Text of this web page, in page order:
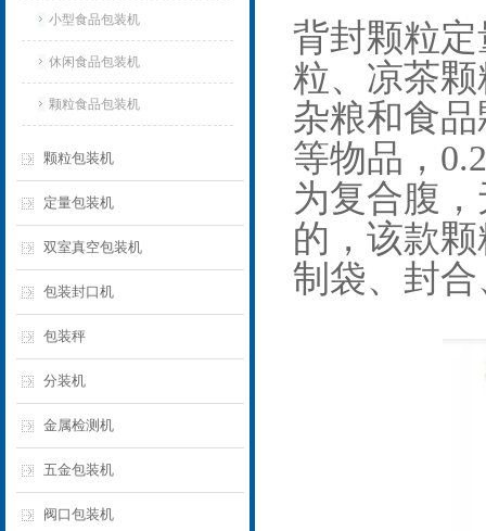
小型食品包装机
休闲食品包装机
颗粒食品包装机
颗粒包装机
定量包装机
双室真空包装机
包装封口机
包装秤
分装机
金属检测机
五金包装机
阀口包装机
背封颗粒
粒、凉茶
杂粮和食
等物品，
为复合腹
的，该款
制袋、封